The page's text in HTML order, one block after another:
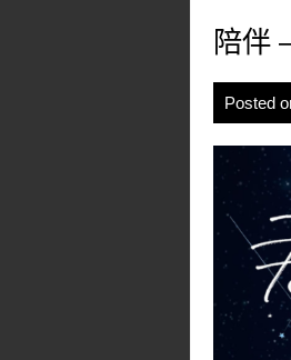
陪伴
Posted